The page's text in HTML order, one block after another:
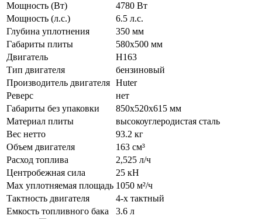
Мощность (Вт)
4780 Вт
Мощность (л.с.)
6.5 л.с.
Глубина уплотнения
350 мм
Габариты плиты
580х500 мм
Двигатель
H163
Тип двигателя
бензиновый
Производитель двигателя Huter
Реверс
нет
Габариты без упаковки
850х520х615 мм
Материал плиты
высокоуглеродистая сталь
Вес нетто
93.2 кг
Объем двигателя
163 см³
Расход топлива
2,525 л/ч
Центробежная сила
25 кН
Max уплотняемая площадь 1050 м²/ч
Тактность двигателя
4-х тактный
Емкость топливного бака
3.6 л